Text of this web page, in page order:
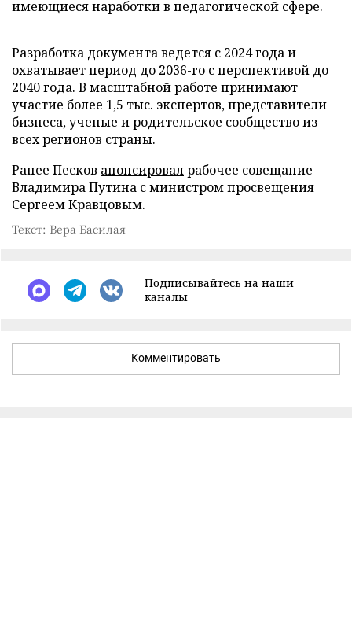
имеющиеся наработки в педагогической сфере.
Разработка документа ведется с 2024 года и
охватывает период до 2036-го с перспективой до
2040 года. В масштабной работе принимают
участие более 1,5 тыс. экспертов, представители
бизнеса, ученые и родительское сообщество из
всех регионов страны.
Ранее Песков анонсировалрабочее совещание
Владимира Путина с министром просвещения
Сергеем Кравцовым.
Текст: Вера Басилая
Подписывайтесь на наши
каналы
Комментировать